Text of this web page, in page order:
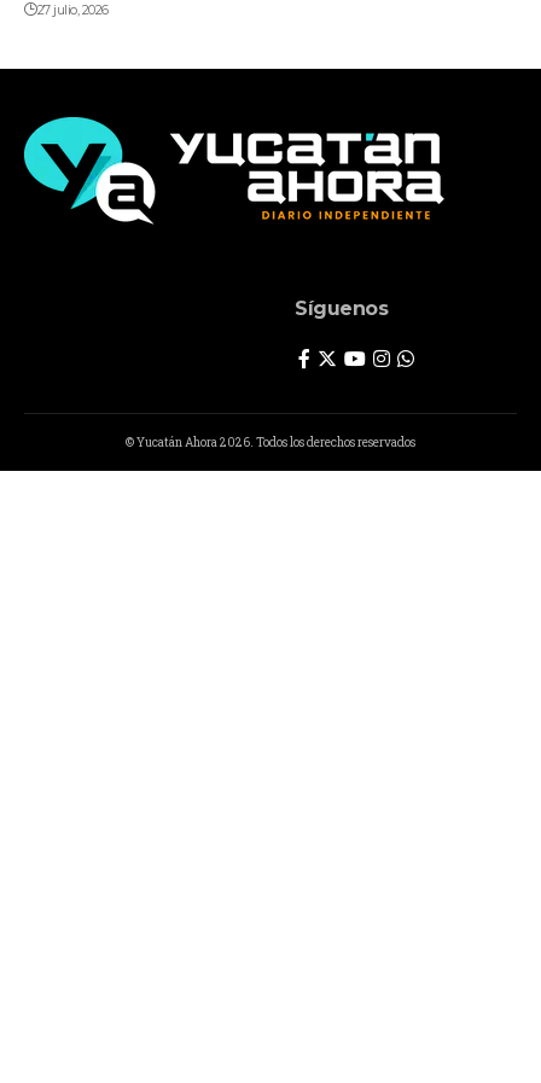
27 julio, 2026
Síguenos
© Yucatán Ahora 2026. Todos los derechos reservados